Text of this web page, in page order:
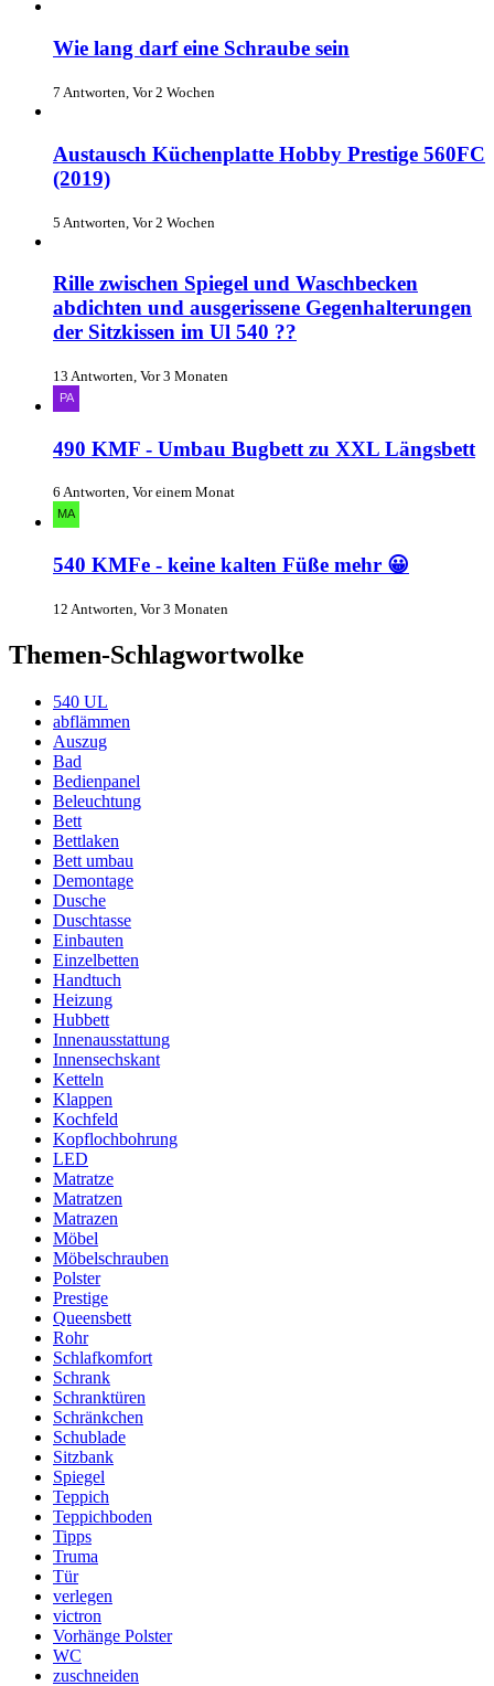
Wie lang darf eine Schraube sein
7 Antworten, Vor 2 Wochen
Austausch Küchenplatte Hobby Prestige 560FC
(2019)
5 Antworten, Vor 2 Wochen
Rille zwischen Spiegel und Waschbecken
abdichten und ausgerissene Gegenhalterungen
der Sitzkissen im Ul 540 ??
13 Antworten, Vor 3 Monaten
490 KMF - Umbau Bugbett zu XXL Längsbett
6 Antworten, Vor einem Monat
540 KMFe - keine kalten Füße mehr 😀
12 Antworten, Vor 3 Monaten
Themen-Schlagwortwolke
540 UL
abflämmen
Auszug
Bad
Bedienpanel
Beleuchtung
Bett
Bettlaken
Bett umbau
Demontage
Dusche
Duschtasse
Einbauten
Einzelbetten
Handtuch
Heizung
Hubbett
Innenausstattung
Innensechskant
Ketteln
Klappen
Kochfeld
Kopflochbohrung
LED
Matratze
Matratzen
Matrazen
Möbel
Möbelschrauben
Polster
Prestige
Queensbett
Rohr
Schlafkomfort
Schrank
Schranktüren
Schränkchen
Schublade
Sitzbank
Spiegel
Teppich
Teppichboden
Tipps
Truma
Tür
verlegen
victron
Vorhänge Polster
WC
zuschneiden